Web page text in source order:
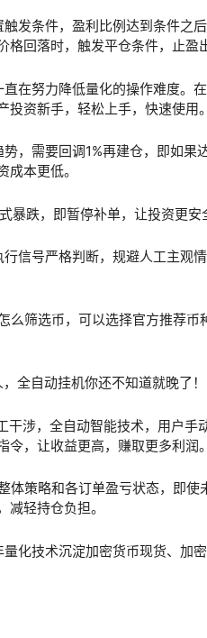
发条件，盈利比例达到条件之
回落时，触发平仓条件，止盈
在努力降低量化的操作难度。
资新手，轻松上手，快速使用。
，需要回调1%再建仓，即如
本更低。
暴跌，即暂停补单，让投资更安
信号严格判断，规避人工主观
么筛选币，可以选择官方推荐
干涉，全自动智能技术，用户
，让收益更高，赚取更多利润。
体策略和各订单盈亏状态，即
轻持仓负担。
化技术沉淀加密货币现货、加